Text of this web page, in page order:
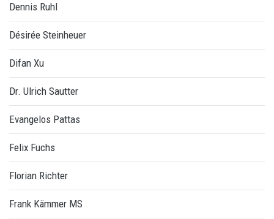
Dennis Ruhl
Désirée Steinheuer
Difan Xu
Dr. Ulrich Sautter
Evangelos Pattas
Felix Fuchs
Florian Richter
Frank Kämmer MS